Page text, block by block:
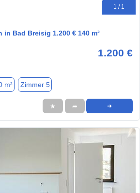
1 / 1
Bad Breisig 1.200 € 140 m²
1.200 €
m² Zimmer 5
★ ➦ ➜